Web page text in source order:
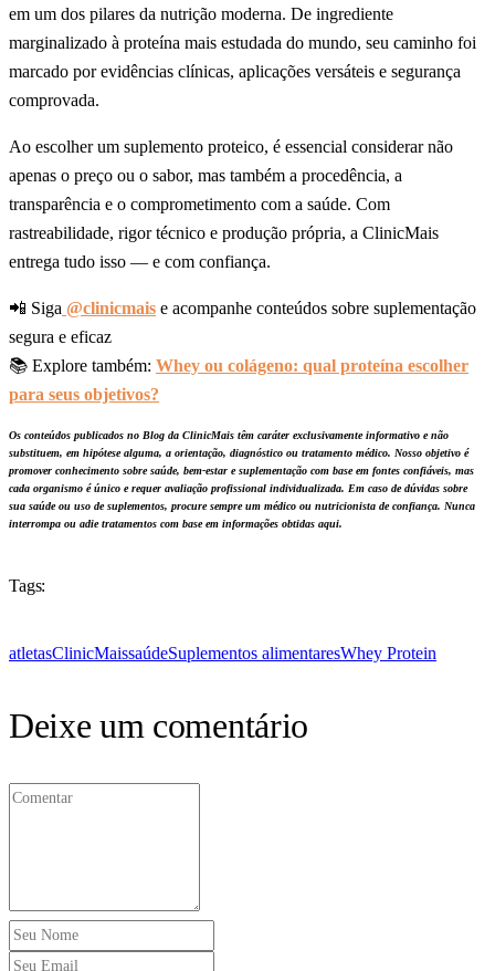
em um dos pilares da nutrição moderna. De ingrediente
marginalizado à proteína mais estudada do mundo, seu caminho foi
marcado por evidências clínicas, aplicações versáteis e segurança
comprovada.
Ao escolher um suplemento proteico, é essencial considerar não
apenas o preço ou o sabor, mas também a procedência, a
transparência e o comprometimento com a saúde. Com
rastreabilidade, rigor técnico e produção própria, a ClinicMais
entrega tudo isso — e com confiança.
📲 Siga @clinicmais e acompanhe conteúdos sobre suplementação
segura e eficaz
📚 Explore também: Whey ou colágeno: qual proteína escolher
para seus objetivos?
Os conteúdos publicados no Blog da ClinicMais têm caráter exclusivamente informativo e não
substituem, em hipótese alguma, a orientação, diagnóstico ou tratamento médico. Nosso objetivo é
promover conhecimento sobre saúde, bem-estar e suplementação com base em fontes confiáveis, mas
cada organismo é único e requer avaliação profissional individualizada. Em caso de dúvidas sobre
sua saúde ou uso de suplementos, procure sempre um médico ou nutricionista de confiança. Nunca
interrompa ou adie tratamentos com base em informações obtidas aqui.
Tags:
atletasClinicMaissaúdeSuplementos alimentaresWhey Protein
Deixe um comentário